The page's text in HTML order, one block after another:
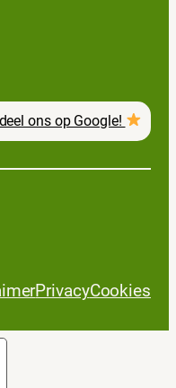
ons op Google!
PrivacyCookies